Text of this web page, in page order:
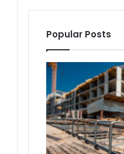
Popular Posts